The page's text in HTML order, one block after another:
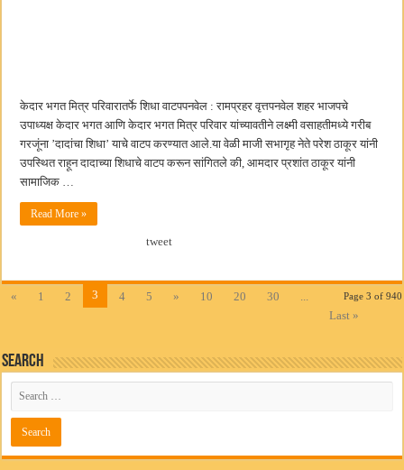
केदार भगत मित्र परिवारातर्फे शिधा वाटपपनवेल : रामप्रहर वृत्तपनवेल शहर भाजपचे
उपाध्यक्ष केदार भगत आणि केदार भगत मित्र परिवार यांच्यावतीने लक्ष्मी वसाहतीमध्ये गरीब
गरजूंना ’दादांचा शिधा’ याचे वाटप करण्यात आले.या वेळी माजी सभागृह नेते परेश ठाकूर यांनी
उपस्थित राहून दादाच्या शिधाचे वाटप करून सांगितले की, आमदार प्रशांत ठाकूर यांनी
सामाजिक …
Read More »
tweet
Page 3 of 940
« 1 2 3 4 5 » 10 20 30
...
Last »
Search